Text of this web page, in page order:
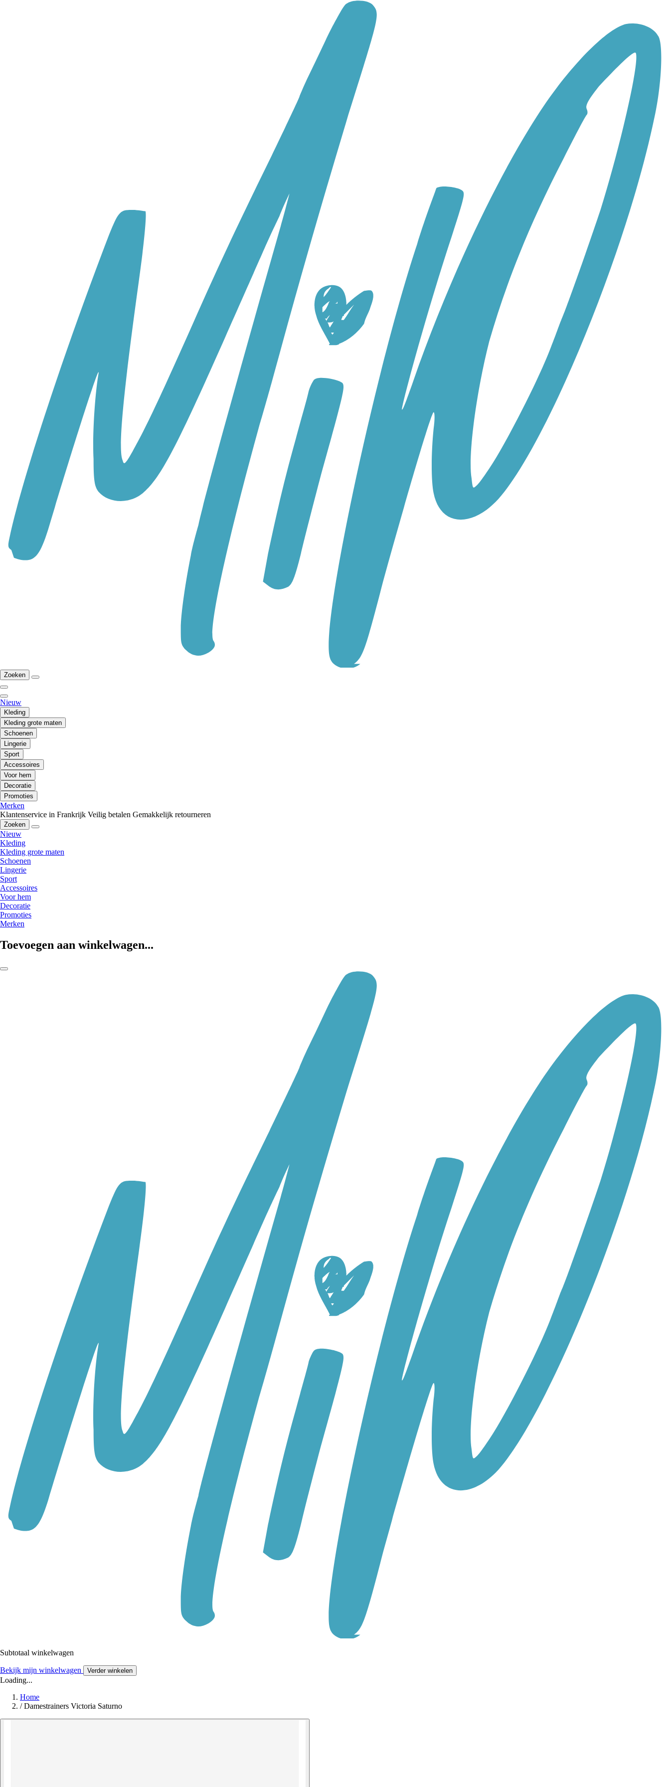
Zoeken
Nieuw
Kleding
Kleding grote maten
Schoenen
Lingerie
Sport
Accessoires
Voor hem
Decoratie
Promoties
Merken
Klantenservice in Frankrijk Veilig betalen Gemakkelijk retourneren
Zoeken
Nieuw
Kleding
Kleding grote maten
Schoenen
Lingerie
Sport
Accessoires
Voor hem
Decoratie
Promoties
Merken
Toevoegen aan winkelwagen...
Subtotaal winkelwagen
Bekijk mijn winkelwagen Verder winkelen
Loading...
Home
/ Damestrainers Victoria Saturno